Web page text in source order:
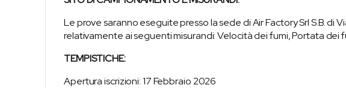
Le prove saranno eseguite presso la sede di Air Factory Srl S.B. di
relativamente ai seguenti misurandi: Velocità dei fumi, Portata dei
TEMPISTICHE:
Apertura iscrizioni: 17 Febbraio 2026